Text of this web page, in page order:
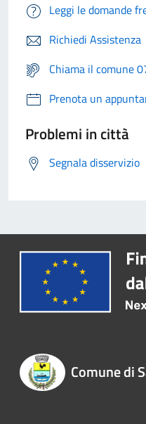
Leggi le domande
Richiedi Assistenza
Chiama il comune
Prenota un
Problemi in città
Segnala disservizio
Comune di